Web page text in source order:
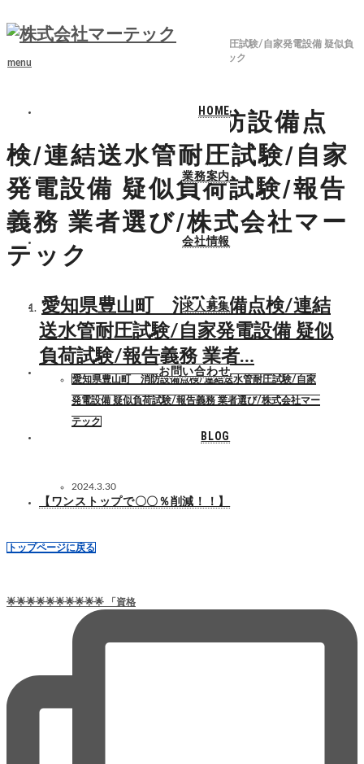
menu
HOME
業務案内
会社情報
求人募集
お問い合わせ
BLOG
【ワンストップで〇〇％削減！！】
ブログ
愛知県豊山町 消防設備点検/連結送水管耐圧試験/自家発電設備 疑似負
荷試験/報告義務 業者選び/株式会社マーテック
愛知県豊山町 消防設備点
検/連結送水管耐圧試験/自家
発電設備 疑似負荷試験/報告
義務 業者選び/株式会社マー
テック
愛知県豊山町 消防設備点検/連結
送水管耐圧試験/自家発電設備 疑似
負荷試験/報告義務 業者…
愛知県豊山町 消防設備点検/連結送水管耐圧試験/自家
発電設備 疑似負荷試験/報告義務 業者選び/株式会社マー
テック
2024.3.30
トップページに戻る
🌟🌟🌟🌟🌟🌟🌟🌟🌟🌟 「資格